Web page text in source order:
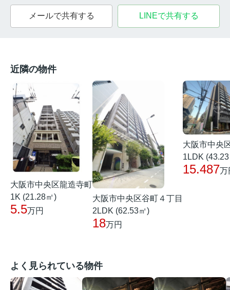
メールで共有する LINEで共有する
近隣の物件
大阪市中央区龍造寺町
1K (21.28㎡)
5.5万円
大阪市中央区谷町４丁目
2LDK (62.53㎡)
18万円
大阪市中央
1LDK
15.487万
よく見られている物件